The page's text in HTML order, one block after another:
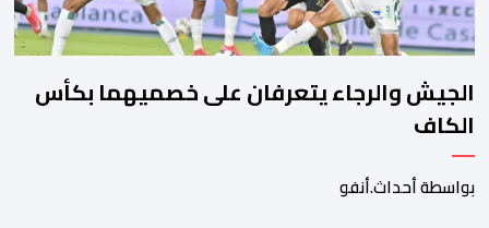
الجيش والرجاء يتعرفان على خصميهما بكأس
الكاف
بواسطة أحداث.أنفو